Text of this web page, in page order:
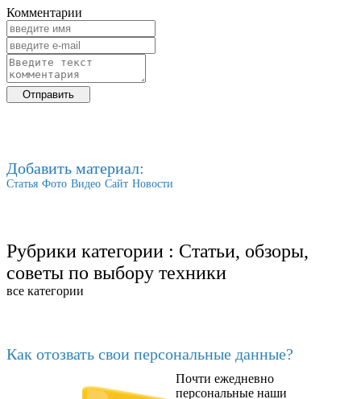
Комментарии
Добавить материал:
Статья Фото Видео Сайт Новости
Рубрики категории : Статьи, обзоры,
советы по выбору техники
все категории
Как отозвать свои персональные данные?
Почти ежедневно
персональные наши